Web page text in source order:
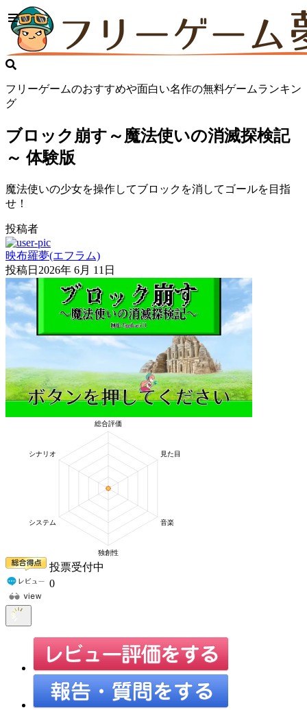
フリーゲームのおすすめや面白い名作の無料ゲームランキン
グ
ブロック崩す～魔法使いの消滅探検記
～ 体験版
魔法使いの少女を操作してブロックを消してゴールを目指
せ！
投稿者
映布羅夢(エフラム)
投稿日 2026年 6月 11日
投票受付中
0